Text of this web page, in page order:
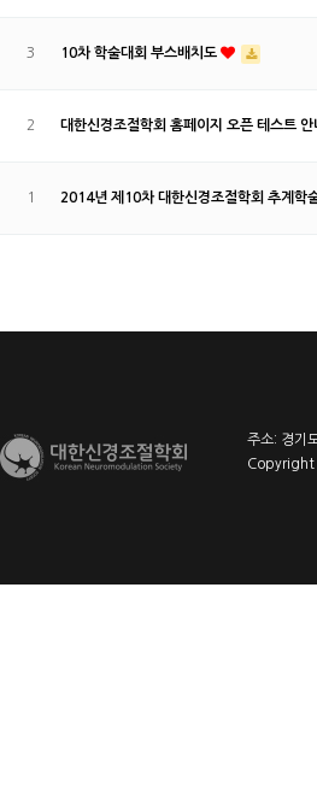
3 10차 학술대회 부스배치도
2 대한신경조절학회 홈페이지 오픈 테스트 안
1 2014년 제10차 대한신경조절학회 추계학
주소: 경기
Copyright